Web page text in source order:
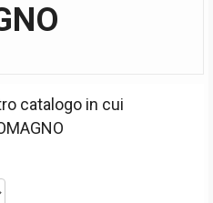
catalogo in cui